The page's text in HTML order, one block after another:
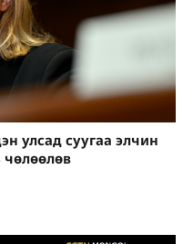
улсад суугаа элчин